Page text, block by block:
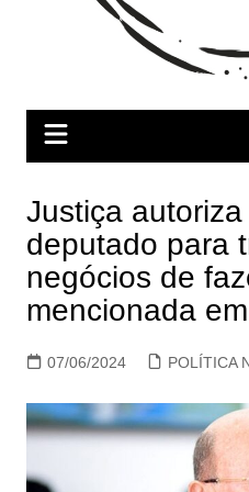
Justiça
deputado para
negócios de
mencionada
07/06/2024 POLÍTICA